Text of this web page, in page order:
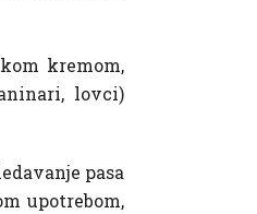
kremom,
lovci)
pasa
upotrebom,